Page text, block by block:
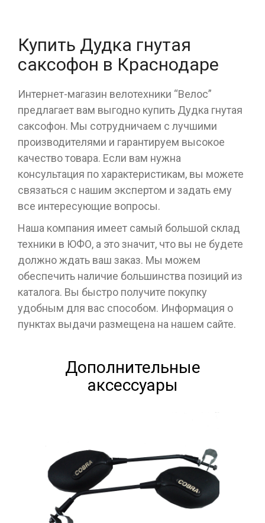
Купить Дудка гнутая
саксофон в Краснодаре
Интернет-магазин велотехники “Велос”
предлагает вам выгодно купить Дудка гнутая
саксофон. Мы сотрудничаем с лучшими
производителями и гарантируем высокое
качество товара. Если вам нужна
консультация по характеристикам, вы можете
связаться с нашим экспертом и задать ему
все интересующие вопросы.
Наша компания имеет самый большой склад
техники в ЮФО, а это значит, что вы не будете
должно ждать ваш заказ. Мы можем
обеспечить наличие большинства позиций из
каталога. Вы быстро получите покупку
удобным для вас способом. Информация о
пунктах выдачи размещена на нашем сайте.
Дополнительные
аксессуары